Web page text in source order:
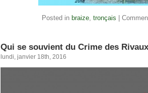
Posted in braize, tronçais
Qui se souvient du Crime des
lundi, janvier 18th, 2016